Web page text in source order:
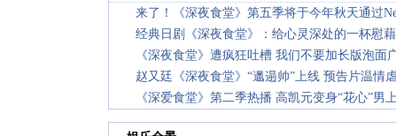
来了！《深夜食堂》第五季将于今年秋天通过
经典日剧《深夜食堂》：给心灵深处的一杯慰
《深夜食堂》遭疯狂吐槽 我们不要加长版泡面
赵又廷《深夜食堂》“邋遢帅”上线 预告片温情
《深爱食堂》第二季热播 高凯元变身“花心”男